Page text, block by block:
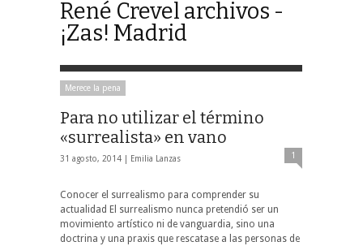
René Crevel archivos -
¡Zas! Madrid
Merece la pena
Para no utilizar el término
«surrealista» en vano
31 agosto, 2014 | Emilia Lanzas 1
Conocer el surrealismo para comprender su
actualidad El surrealismo nunca pretendió ser un
movimiento artístico ni de vanguardia, sino una
doctrina y una praxis que rescatase a las personas de